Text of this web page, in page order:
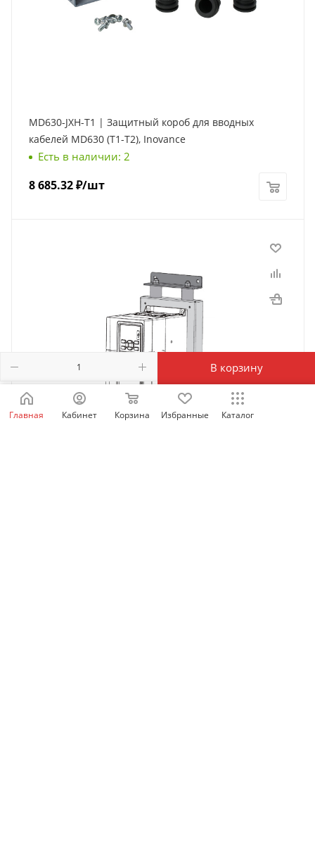
В корзину
MD630-JXH-T1 | Защитный короб для вводных
кабелей MD630 (Т1-Т2), Inovance
Есть в наличии: 2
8 685.32₽/шт
Главная Кабинет Корзина Избранные Каталог